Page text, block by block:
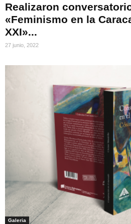
Realizaron
«Feminismo en la
XXI»...
27 junio, 2022
Galeria